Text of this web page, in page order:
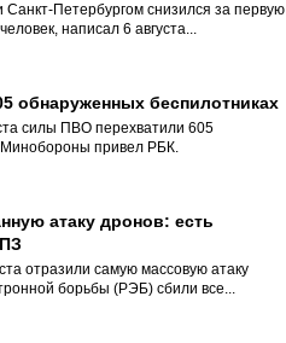
Петербургом снизился за первую
написал 6 августа...
беспилотниках
силы ПВО перехватили 605
Минобороны привел РБК.
атаку дронов: есть
отразили самую массовую атаку
борьбы (РЭБ) сбили все...